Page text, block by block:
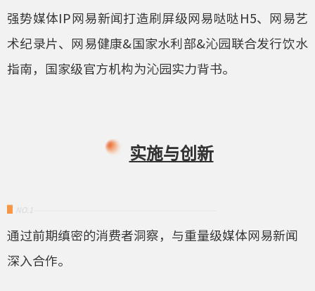
强势媒体IP网易新闻打造刷屏级网易哒哒H5、网易艺
术纪录片、网易健康&国家水利部&沁园联合发行饮水
指南，国家级官方机构为沁园实力背书。
实施与创新
NO.1-----------------------------------------------------------------
通过前期缜密的消费者洞察，与重量级媒体网易新闻
深入合作。